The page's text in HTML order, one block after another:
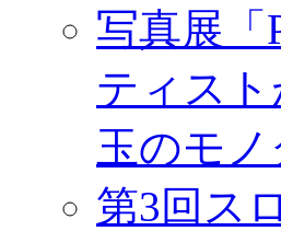
写真展「
ティス
玉のモ
第3回ス